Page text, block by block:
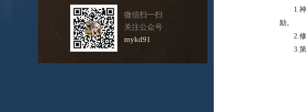
微信扫一扫
关注公众号
mykd91
1.神子
励。
2.修复
3.第4